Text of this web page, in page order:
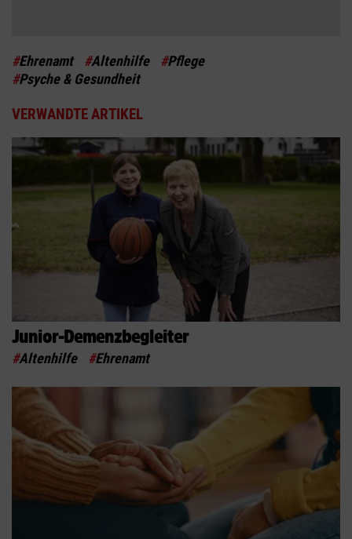
#Ehrenamt #Altenhilfe #Pflege
#Psyche & Gesundheit
VERWANDTE ARTIKEL
Junior-Demenzbegleiter
#Altenhilfe #Ehrenamt